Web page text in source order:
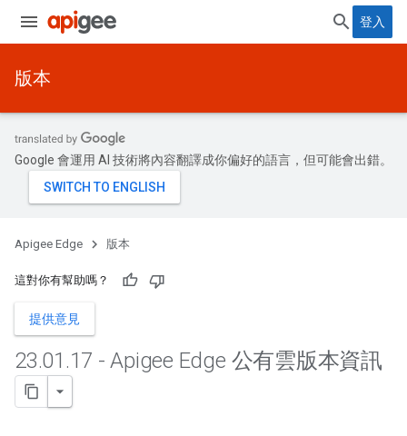
登入
版本
Google 會運用 AI 技術將內容翻譯成你偏好的語言，但可能會出錯。
Apigee Edge 版本
這對你有幫助嗎？
提供意見
23.01 .17 - Apigee Edge 公有雲版本資訊